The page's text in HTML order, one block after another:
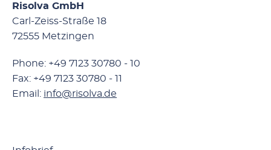
Risolva GmbH
Carl-Zeiss-Straße 18
72555 Metzingen
Phone: +49 7123 30780 - 10
Fax: +49 7123 30780 - 11
Email: info@risolva.de